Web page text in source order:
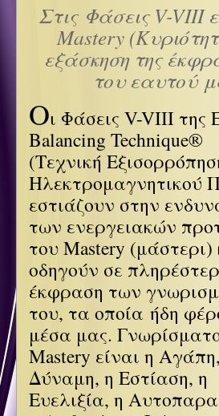
Στις Φάσεις V-VIII
Mastery
εξάσκηση της
του εαυτού
Οι Φάσεις V-VIII της
Balancing Technique®
(Τεχνική
Ηλεκτρομαγνητικού
εστιάζουν στην
των ενεργειακών
του Mastery (μάστερι)
οδηγούν σε
έκφραση των
του, τα οποία ήδη
μέσα μας.
Mastery είναι η
Δύναμη, η Εστίαση, η
Ευελιξία, η